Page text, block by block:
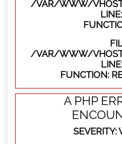
/VAR/WWW/
/VAR/WWW/
FUNCTION:
A PHP
SEVERITY: